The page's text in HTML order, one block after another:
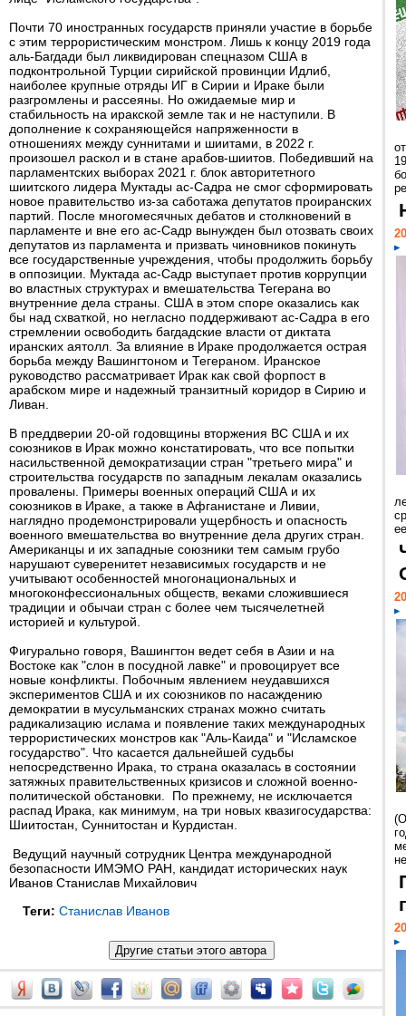
Почти 70 иностранных государств приняли участие в борьбе
с этим террористическим монстром. Лишь к концу 2019 года
аль-Багдади был ликвидирован спецназом США в
подконтрольной Турции сирийской провинции Идлиб,
наиболее крупные отряды ИГ в Сирии и Ираке были
разгромлены и рассеяны. Но ожидаемые мир и
стабильность на иракской земле так и не наступили. В
дополнение к сохраняющейся напряженности в
отношениях между суннитами и шиитами, в 2022 г.
произошел раскол и в стане арабов-шиитов. Победивший на
парламентских выборах 2021 г. блок авторитетного
шиитского лидера Муктады ас-Садра не смог сформировать
новое правительство из-за саботажа депутатов проиранских
партий. После многомесячных дебатов и столкновений в
парламенте и вне его ас-Садр вынужден был отозвать своих
депутатов из парламента и призвать чиновников покинуть
все государственные учреждения, чтобы продолжить борьбу
в оппозиции. Муктада ас-Садр выступает против коррупции
во властных структурах и вмешательства Тегерана во
внутренние дела страны. США в этом споре оказались как
бы над схваткой, но негласно поддерживают ас-Садра в его
стремлении освободить багдадские власти от диктата
иранских аятолл. За влияние в Ираке продолжается острая
борьба между Вашингтоном и Тегераном. Иранское
руководство рассматривает Ирак как свой форпост в
арабском мире и надежный транзитный коридор в Сирию и
Ливан.
В преддверии 20-ой годовщины вторжения ВС США и их
союзников в Ирак можно констатировать, что все попытки
насильственной демократизации стран "третьего мира" и
строительства государств по западным лекалам оказались
провалены. Примеры военных операций США и их
союзников в Ираке, а также в Афганистане и Ливии,
наглядно продемонстрировали ущербность и опасность
военного вмешательства во внутренние дела других стран.
Американцы и их западные союзники тем самым грубо
нарушают суверенитет независимых государств и не
учитывают особенностей многонациональных и
многоконфессиональных обществ, веками сложившиеся
традиции и обычаи стран с более чем тысячелетней
историей и культурой.
Фигурально говоря, Вашингтон ведет себя в Азии и на
Востоке как "слон в посудной лавке" и провоцирует все
новые конфликты. Побочным явлением неудавшихся
экспериментов США и их союзников по насаждению
демократии в мусульманских странах можно считать
радикализацию ислама и появление таких международных
террористических монстров как "Аль-Каида" и "Исламское
государство". Что касается дальнейшей судьбы
непосредственно Ирака, то страна оказалась в состоянии
затяжных правительственных кризисов и сложной военно-
политической обстановки. По прежнему, не исключается
распад Ирака, как минимум, на три новых квазигосударства:
Шиитостан, Суннитостан и Курдистан.
Ведущий научный сотрудник Центра международной
безопасности ИМЭМО РАН, кандидат исторических наук
Иванов Станислав Михайлович
Теги: Станислав Иванов